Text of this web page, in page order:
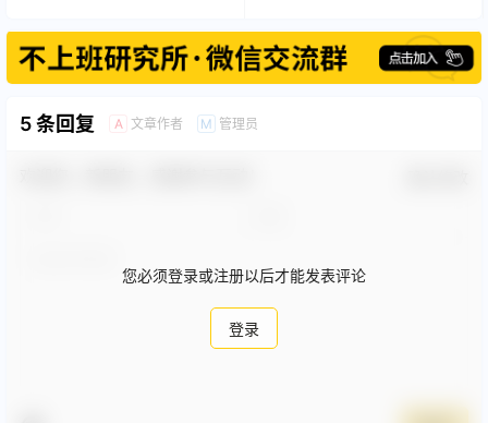
5 条回复 A 文章作者 M 管理员
您必须登录或注册以后才能发表评论
登录